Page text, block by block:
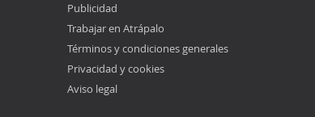
Publicidad
Trabajar en Atrápalo
Términos y condiciones generales
Privacidad y cookies
Aviso legal